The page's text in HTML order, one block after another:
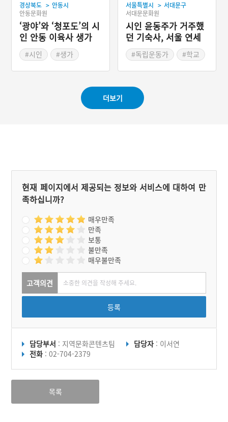
경상북도 > 안동시
안동문화원
‘광야’와 ‘청포도’의 시
인 안동 이육사 생가
#시인
#생가
서울특별시 > 서대문구
서대문문화원
시인 윤동주가 거주했
던 기숙사, 서울 연세
대학교 핀슨관
#독립운동가
#학교
더보기
현재 페이지에서 제공되는 정보와 서비스에 대하여 만
족하십니까?
매우만족
만족
보통
불만족
매우불만족
고객의견
등록
담당부서 : 지역문화콘텐츠팀 담당자 : 이서연
전화 : 02-704-2379
목록